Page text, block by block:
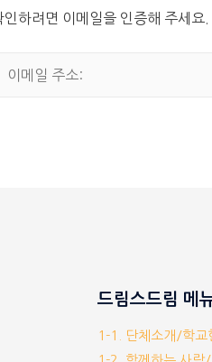
인하려면 이메일을 인증해 주세요.
드림스드림 메
1-1. 단체소개/학교